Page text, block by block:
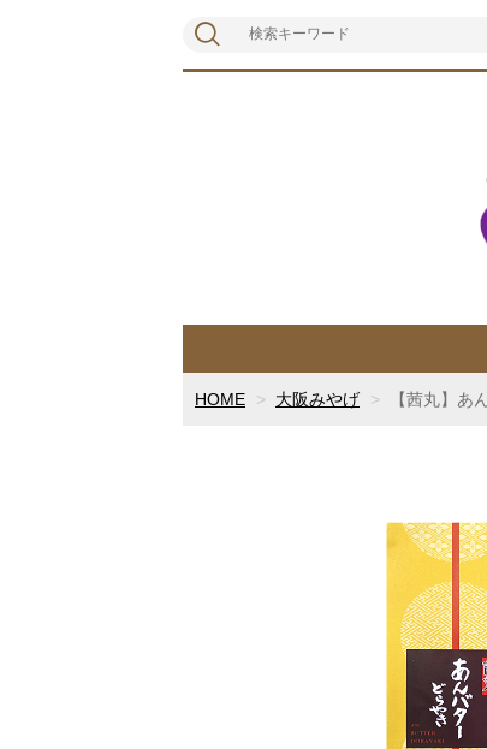
HOME 大阪みやげ 【茜丸】あ